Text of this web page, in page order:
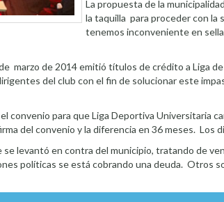
La propuesta de la
la taquilla para proceder con la
tenemos inconveniente en
marzo de 2014 emitió títulos de crédito a Liga
del club con el fin de solucionar este
convenio para que Liga Deportiva Universitaria
del convenio y la diferencia en 36 meses. Los
se levantó en contra del municipio, tratando de
políticas se está cobrando una deuda. Otros